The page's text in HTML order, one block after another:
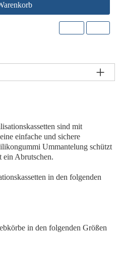
sind mit
einfache und sichere
Ummantelung schützt
ein Abrutschen.
in den folgenden
in den folgenden Größen